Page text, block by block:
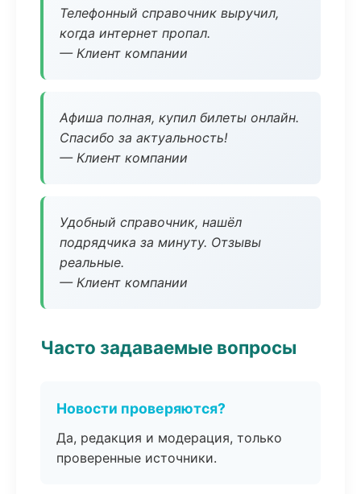
Телефонный справочник выручил,
когда интернет пропал.
— Клиент компании
Афиша полная, купил билеты онлайн.
Спасибо за актуальность!
— Клиент компании
Удобный справочник, нашёл
подрядчика за минуту. Отзывы
реальные.
— Клиент компании
Часто задаваемые вопросы
Новости проверяются?
Да, редакция и модерация, только
проверенные источники.